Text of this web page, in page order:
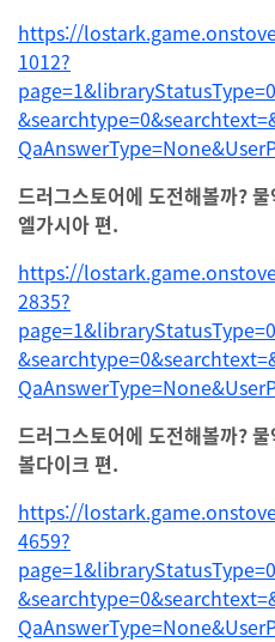
https://
1012?
드러그스토어에 도전해볼까?
엘가시아 편.
https://
2835?
드러그스토어에 도전해볼까?
볼다이크 편.
https://
4659?